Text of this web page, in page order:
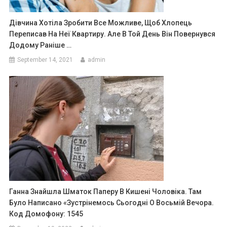
Дівчина Хотіла Зробити Все Можливе, Щоб Хлопець
Переписав На Неї Квартиру. Але В Той День Він Повернувся
Додому Раніше …
September 14, 2021 admin
Ганна Знайшла Шматок Паперу В Кишені Чоловіка. Там
Було Написано «Зустрінемось Сьогодні О Восьмій Вечора.
Код Домофону: 1545